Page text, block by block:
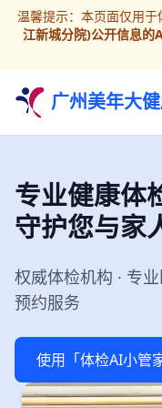
温馨提示：本页面仅用
江新城分院)公开信息的
广州美年大
专业健康体
守护您与家
权威体检机构 · 专
预约服务
使用「体检AI小管